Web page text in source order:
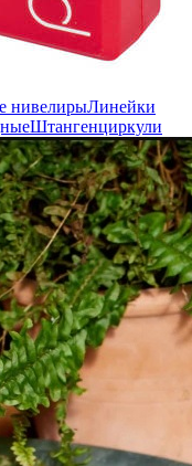
нивелирыЛинейки
Штангенциркули